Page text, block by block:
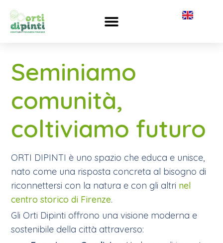
Seminiamo
comunità,
coltiviamo futuro
ORTI DIPINTI è uno spazio che educa e unisce,
nato come una risposta concreta al bisogno di
riconnettersi con la natura e con gli altri nel
centro storico di Firenze.
Gli Orti Dipinti offrono una visione moderna e
sostenibile della città attraverso: